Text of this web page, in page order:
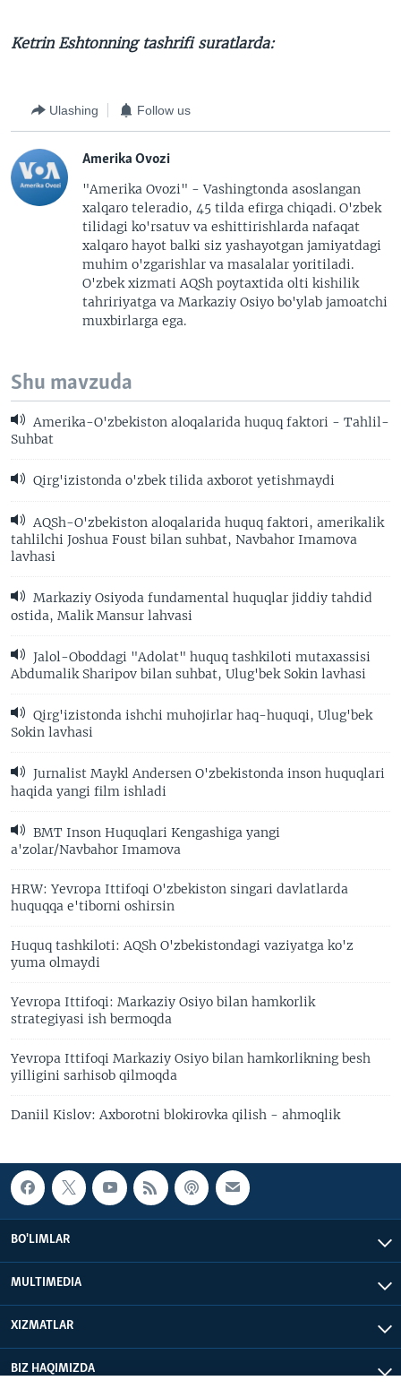
Ketrin Eshtonning tashrifi suratlarda:
Ulashing Follow us
Amerika Ovozi
"Amerika Ovozi" - Vashingtonda asoslangan
xalqaro teleradio, 45 tilda efirga chiqadi. O'zbek
tilidagi ko'rsatuv va eshittirishlarda nafaqat
xalqaro hayot balki siz yashayotgan jamiyatdagi
muhim o'zgarishlar va masalalar yoritiladi.
O'zbek xizmati AQSh poytaxtida olti kishilik
tahririyatga va Markaziy Osiyo bo'ylab jamoatchi
muxbirlarga ega.
Shu mavzuda
Amerika-O'zbekiston aloqalarida huquq faktori - Tahlil-
Suhbat
Qirg'izistonda o'zbek tilida axborot yetishmaydi
AQSh-O'zbekiston aloqalarida huquq faktori, amerikalik
tahlilchi Joshua Foust bilan suhbat, Navbahor Imamova
lavhasi
Markaziy Osiyoda fundamental huquqlar jiddiy tahdid
ostida, Malik Mansur lahvasi
Jalol-Oboddagi "Adolat" huquq tashkiloti mutaxassisi
Abdumalik Sharipov bilan suhbat, Ulug'bek Sokin lavhasi
Qirg'izistonda ishchi muhojirlar haq-huquqi, Ulug'bek
Sokin lavhasi
Jurnalist Maykl Andersen O'zbekistonda inson huquqlari
haqida yangi film ishladi
BMT Inson Huquqlari Kengashiga yangi
a'zolar/Navbahor Imamova
HRW: Yevropa Ittifoqi O'zbekiston singari davlatlarda
huquqqa e'tiborni oshirsin
Huquq tashkiloti: AQSh O'zbekistondagi vaziyatga ko'z
yuma olmaydi
Yevropa Ittifoqi: Markaziy Osiyo bilan hamkorlik
strategiyasi ish bermoqda
Yevropa Ittifoqi Markaziy Osiyo bilan hamkorlikning besh
yilligini sarhisob qilmoqda
Daniil Kislov: Axborotni blokirovka qilish - ahmoqlik
BO'LIMLAR
MULTIMEDIA
XIZMATLAR
BIZ HAQIMIZDA